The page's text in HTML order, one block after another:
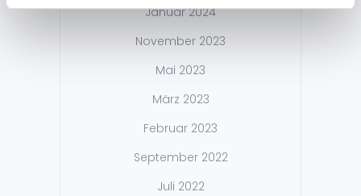
Januar 2024
November 2023
Mai 2023
März 2023
Februar 2023
September 2022
Juli 2022